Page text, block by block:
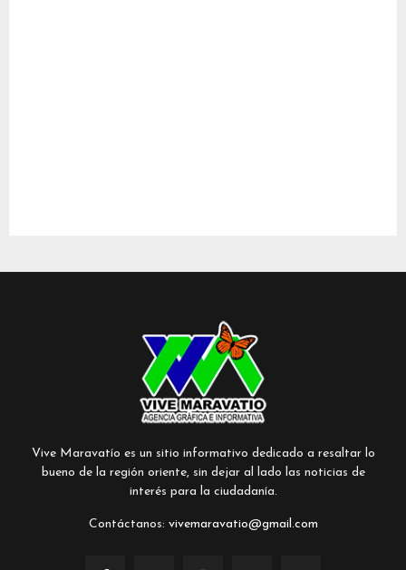
Vive Maravatío es un sitio informativo dedicado a resaltar lo
bueno de la región oriente, sin dejar al lado las noticias de
interés para la ciudadanía.
Contáctanos: vivemaravatio@gmail.com